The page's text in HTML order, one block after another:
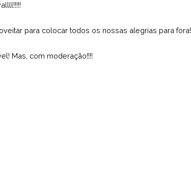
para colocar todos os nossas alegrias para fora!
Mas, com moderação!!!!